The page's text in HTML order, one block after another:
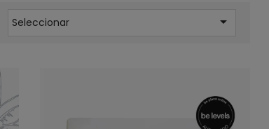
Seleccionar 